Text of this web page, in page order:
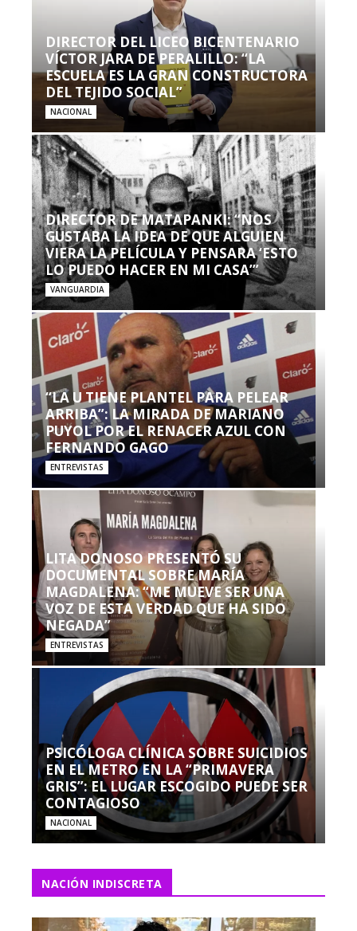
DIRECTOR DEL LICEO BICENTENARIO
VÍCTOR JARA DE PERALILLO: “LA
ESCUELA ES LA GRAN CONSTRUCTORA
DEL TEJIDO SOCIAL”
NACIONAL
DIRECTOR DE MATAPANKI: “NOS
GUSTABA LA IDEA DE QUE ALGUIEN
VIERA LA PELÍCULA Y PENSARA ‘ESTO
LO PUEDO HACER EN MI CASA’”
VANGUARDIA
“LA U TIENE PLANTEL PARA PELEAR
ARRIBA”: LA MIRADA DE MARIANO
PUYOL POR EL RENACER AZUL CON
FERNANDO GAGO
ENTREVISTAS
LITA DONOSO PRESENTÓ SU
DOCUMENTAL SOBRE MARÍA
MAGDALENA: “ME MUEVE SER UNA
VOZ DE ESTA VERDAD QUE HA SIDO
NEGADA”
ENTREVISTAS
PSICÓLOGA CLÍNICA SOBRE SUICIDIOS
EN EL METRO EN LA “PRIMAVERA
GRIS”: EL LUGAR ESCOGIDO PUEDE SER
CONTAGIOSO
NACIONAL
NACIÓN INDISCRETA